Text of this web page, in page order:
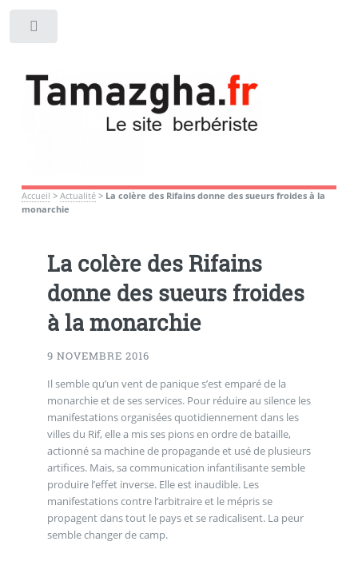
Accueil > Actualité> La colère des Rifains donne des sueurs froides à la
monarchie
La colère des Rifains
donne des sueurs froides
à la monarchie
9 NOVEMBRE 2016
Il semble qu’un vent de panique s’est emparé de la
monarchie et de ses services. Pour réduire au silence les
manifestations organisées quotidiennement dans les
villes du Rif, elle a mis ses pions en ordre de bataille,
actionné sa machine de propagande et usé de plusieurs
artifices. Mais, sa communication infantilisante semble
produire l’effet inverse. Elle est inaudible. Les
manifestations contre l’arbitraire et le mépris se
propagent dans tout le pays et se radicalisent. La peur
semble changer de camp.